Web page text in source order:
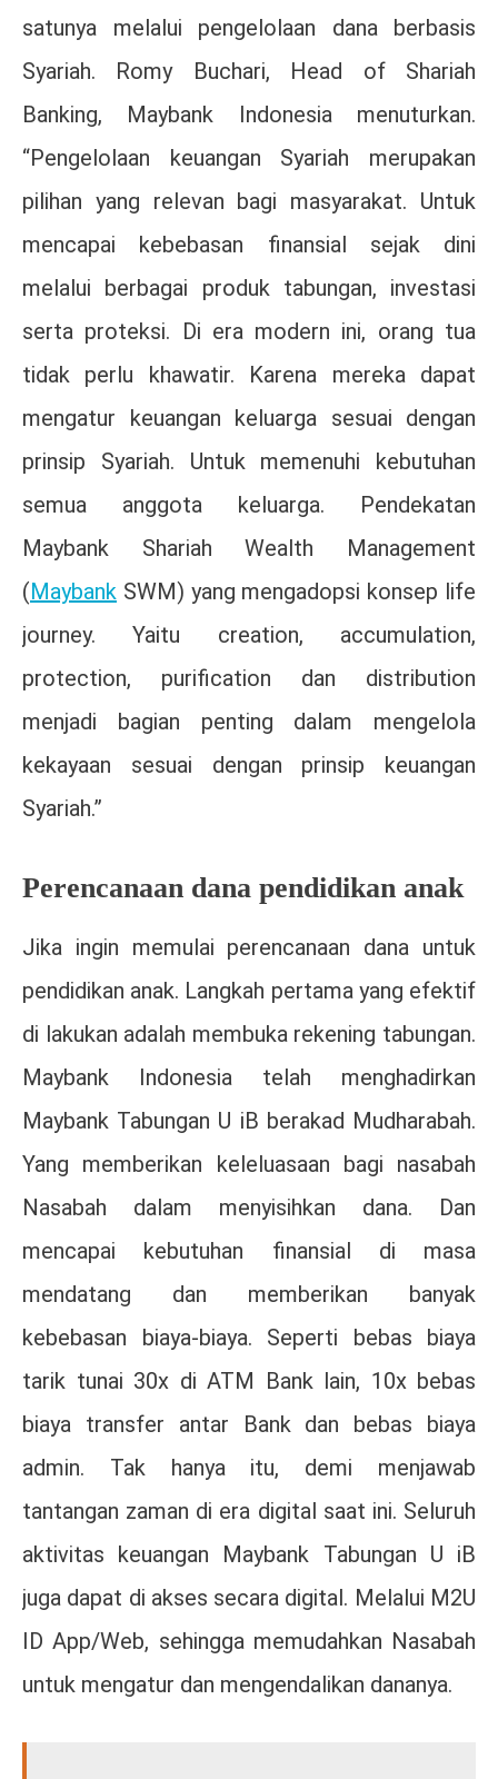
satunya melalui pengelolaan dana berbasis
Syariah. Romy Buchari, Head of Shariah
Banking, Maybank Indonesia menuturkan.
“Pengelolaan keuangan Syariah merupakan
pilihan yang relevan bagi masyarakat. Untuk
mencapai kebebasan finansial sejak dini
melalui berbagai produk tabungan, investasi
serta proteksi. Di era modern ini, orang tua
tidak perlu khawatir. Karena mereka dapat
mengatur keuangan keluarga sesuai dengan
prinsip Syariah. Untuk memenuhi kebutuhan
semua anggota keluarga. Pendekatan
Maybank Shariah Wealth Management
(Maybank SWM) yang mengadopsi konsep life
journey. Yaitu creation, accumulation,
protection, purification dan distribution
menjadi bagian penting dalam mengelola
kekayaan sesuai dengan prinsip keuangan
Syariah.”
Perencanaan dana pendidikan anak
Jika ingin memulai perencanaan dana untuk
pendidikan anak. Langkah pertama yang efektif
di lakukan adalah membuka rekening tabungan.
Maybank Indonesia telah menghadirkan
Maybank Tabungan U iB berakad Mudharabah.
Yang memberikan keleluasaan bagi nasabah
Nasabah dalam menyisihkan dana. Dan
mencapai kebutuhan finansial di masa
mendatang dan memberikan banyak
kebebasan biaya-biaya. Seperti bebas biaya
tarik tunai 30x di ATM Bank lain, 10x bebas
biaya transfer antar Bank dan bebas biaya
admin. Tak hanya itu, demi menjawab
tantangan zaman di era digital saat ini. Seluruh
aktivitas keuangan Maybank Tabungan U iB
juga dapat di akses secara digital. Melalui M2U
ID App/Web, sehingga memudahkan Nasabah
untuk mengatur dan mengendalikan dananya.